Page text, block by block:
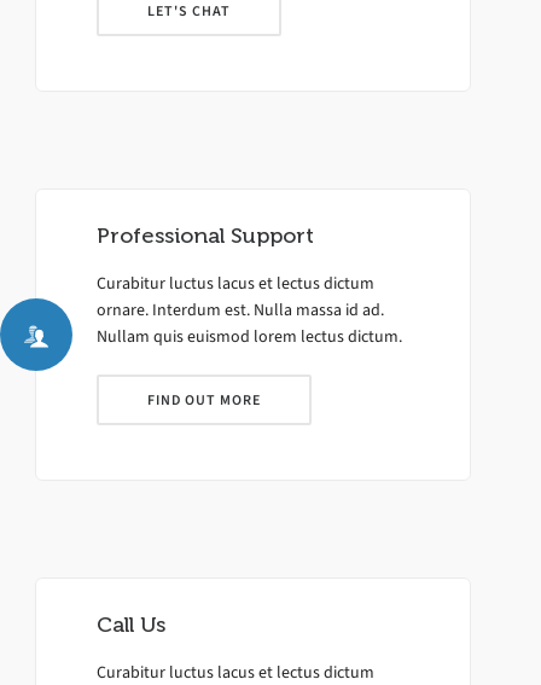
LET'S CHAT
Professional Support
Curabitur luctus lacus et lectus dictum
ornare. Interdum est. Nulla massa id ad.
Nullam quis euismod lorem lectus dictum.
FIND OUT MORE
Call Us
Curabitur luctus lacus et lectus dictum